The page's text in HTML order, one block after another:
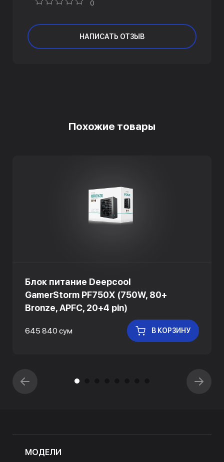
0
НАПИСАТЬ ОТЗЫВ
Похожие товары
Блок питание Deepcool
GamerStorm PF750X (750W, 80+
Bronze, APFC, 20+4 pin)
645 840 сум В КОРЗИНУ
МОДЕЛИ